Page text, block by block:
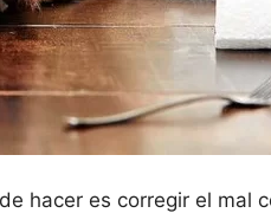
hacer es corregir el mal